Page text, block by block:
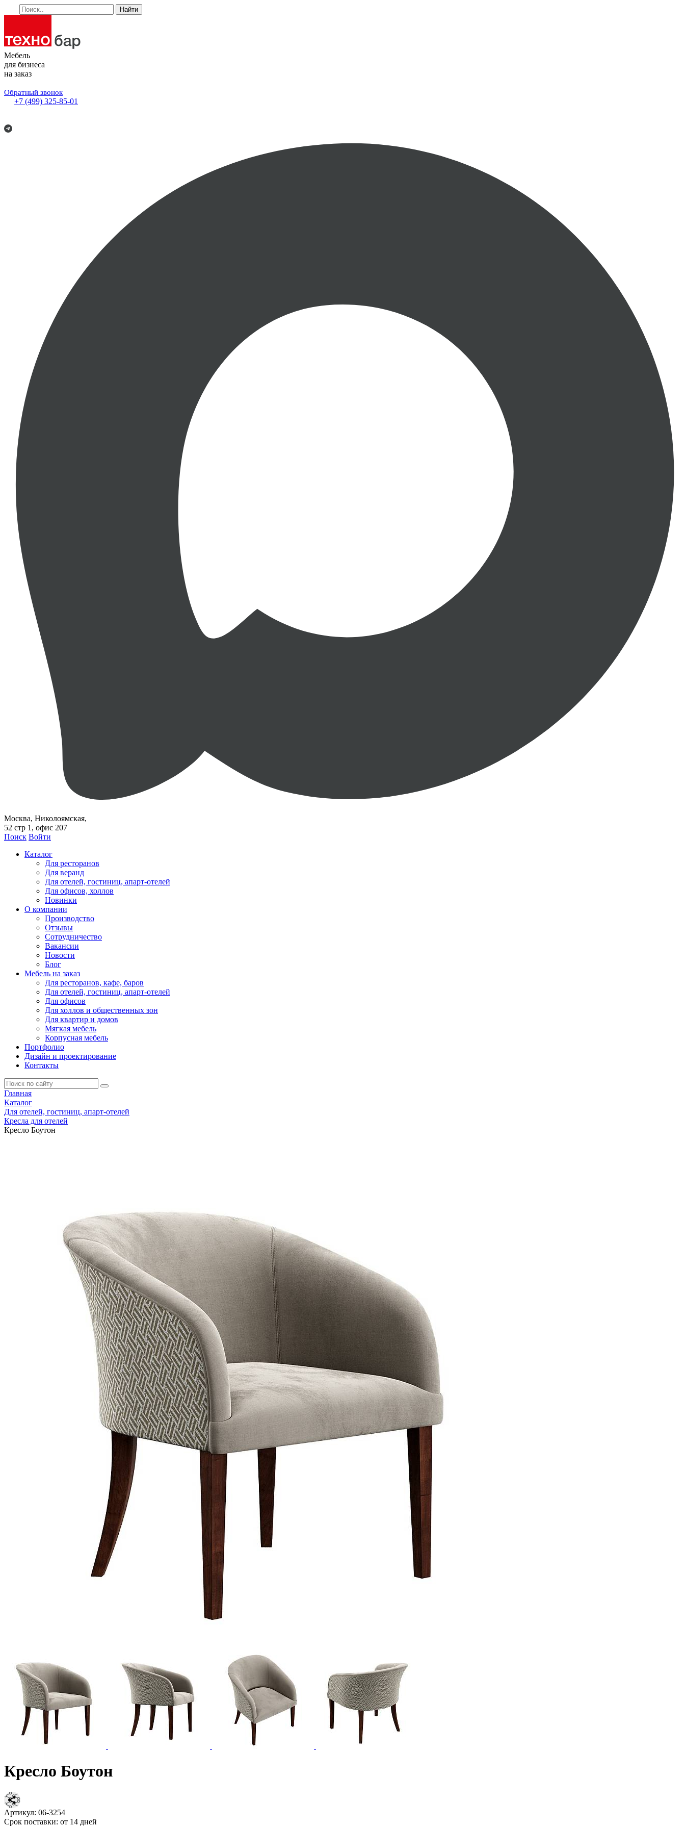
Найти
Мебель
для бизнеса
на заказ
Обратный звонок
+7 (499) 325-85-01
Москва, Николоямская,
52 стр 1, офис 207
Поиск Войти
Каталог
Для ресторанов
Для веранд
Для отелей, гостиниц, апарт-отелей
Для офисов, холлов
Новинки
О компании
Производство
Отзывы
Сотрудничество
Вакансии
Новости
Блог
Мебель на заказ
Для ресторанов, кафе, баров
Для отелей, гостиниц, апарт-отелей
Для офисов
Для холлов и общественных зон
Для квартир и домов
Мягкая мебель
Корпусная мебель
Портфолио
Дизайн и проектирование
Контакты
Главная
Каталог
Для отелей, гостиниц, апарт-отелей
Кресла для отелей
Кресло Боутон
Кресло Боутон
Артикул: 06-3254
Срок поставки: от 14 дней